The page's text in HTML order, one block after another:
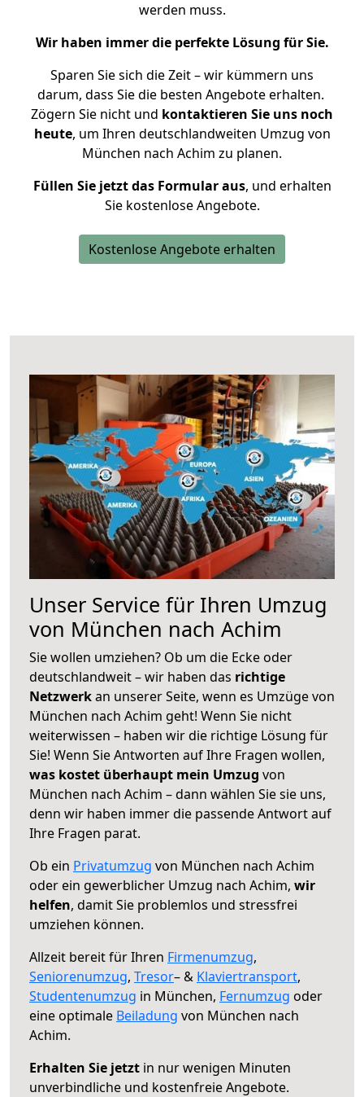
werden muss.
Wir haben immer die perfekte Lösung für Sie.
Sparen Sie sich die Zeit – wir kümmern uns
darum, dass Sie die besten Angebote erhalten.
Zögern Sie nicht und kontaktieren Sie uns noch
heute, um Ihren deutschlandweiten Umzug von
München nach Achim zu planen.
Füllen Sie jetzt das Formular aus, und erhalten
Sie kostenlose Angebote.
Kostenlose Angebote erhalten
Unser Service für Ihren Umzug
von München nach Achim
Sie wollen umziehen? Ob um die Ecke oder
deutschlandweit – wir haben das richtige
Netzwerkan unserer Seite, wenn es Umzüge von
München nach Achim geht! Wenn Sie nicht
weiterwissen – haben wir die richtige Lösung für
Sie! Wenn Sie Antworten auf Ihre Fragen wollen,
was kostet überhaupt mein Umzug von
München nach Achim – dann wählen Sie sie uns,
denn wir haben immer die passende Antwort auf
Ihre Fragen parat.
Ob ein Privatumzug von München nach Achim
oder ein gewerblicher Umzug nach Achim, wir
helfen, damit Sie problemlos und stressfrei
umziehen können.
Allzeit bereit für Ihren Firmenumzug,
Seniorenumzug, Tresor– & Klaviertransport,
Studentenumzug in München, Fernumzug oder
eine optimale Beiladung von München nach
Achim.
Erhalten Sie jetzt in nur wenigen Minuten
unverbindliche und kostenfreie Angebote.